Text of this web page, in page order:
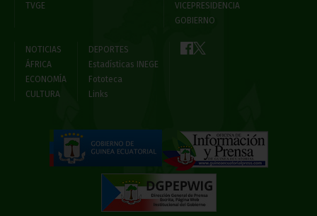
TVGE
VICEPRESIDENCIA
GOBIERNO
NOTICIAS
ÁFRICA
ECONOMÍA
CULTURA
DEPORTES
Estadísticas INEGE
Fototeca
Links